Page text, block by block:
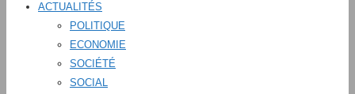
ACTUALITÉS
POLITIQUE
ECONOMIE
SOCIÉTÉ
SOCIAL